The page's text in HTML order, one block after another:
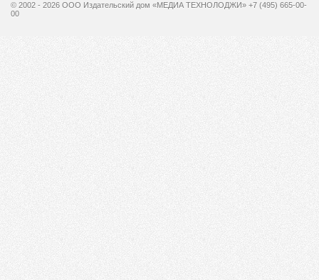
© 2002 - 2026 OOO Издательский дом «МЕДИА ТЕХНОЛОДЖИ» +7 (495) 665-00-
00